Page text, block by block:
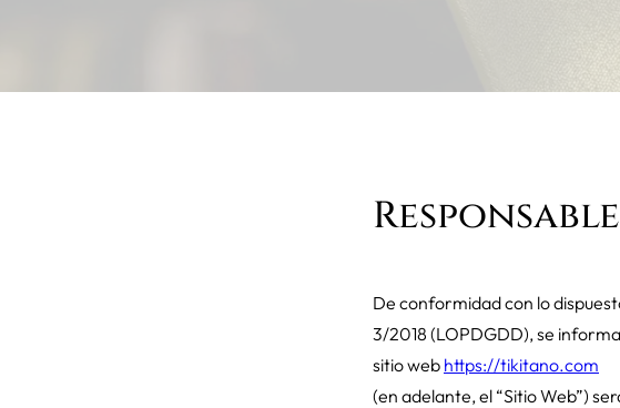
De conformidad con lo
3/2018 (LOPDGDD), se
sitio web https://tikitano.com
(en adelante, el “Sitio Web”)